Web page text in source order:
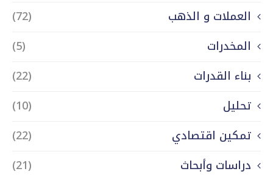
العملات و الذهب
(72)
المخدرات
(5)
بناء القدرات
(22)
تحليل
(10)
تمكين اقتصادي
(22)
دراسات وأبحاث
(21)